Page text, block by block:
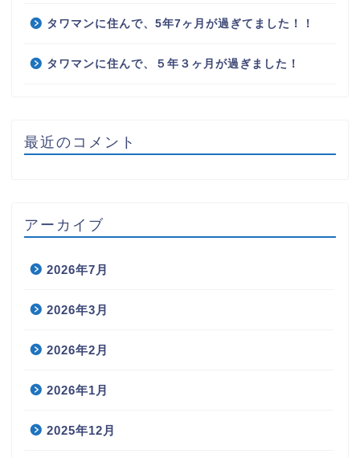
タワマンに住んで、5年7ヶ月が過ぎてました！！
タワマンに住んで、５年３ヶ月が過ぎました！
最近のコメント
アーカイブ
2026年7月
2026年3月
2026年2月
2026年1月
2025年12月